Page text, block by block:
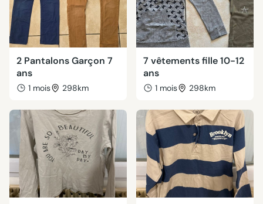
2 Pantalons Garçon 7
ans
1 mois 298km
7 vêtements fille 10-12
ans
1 mois 298km